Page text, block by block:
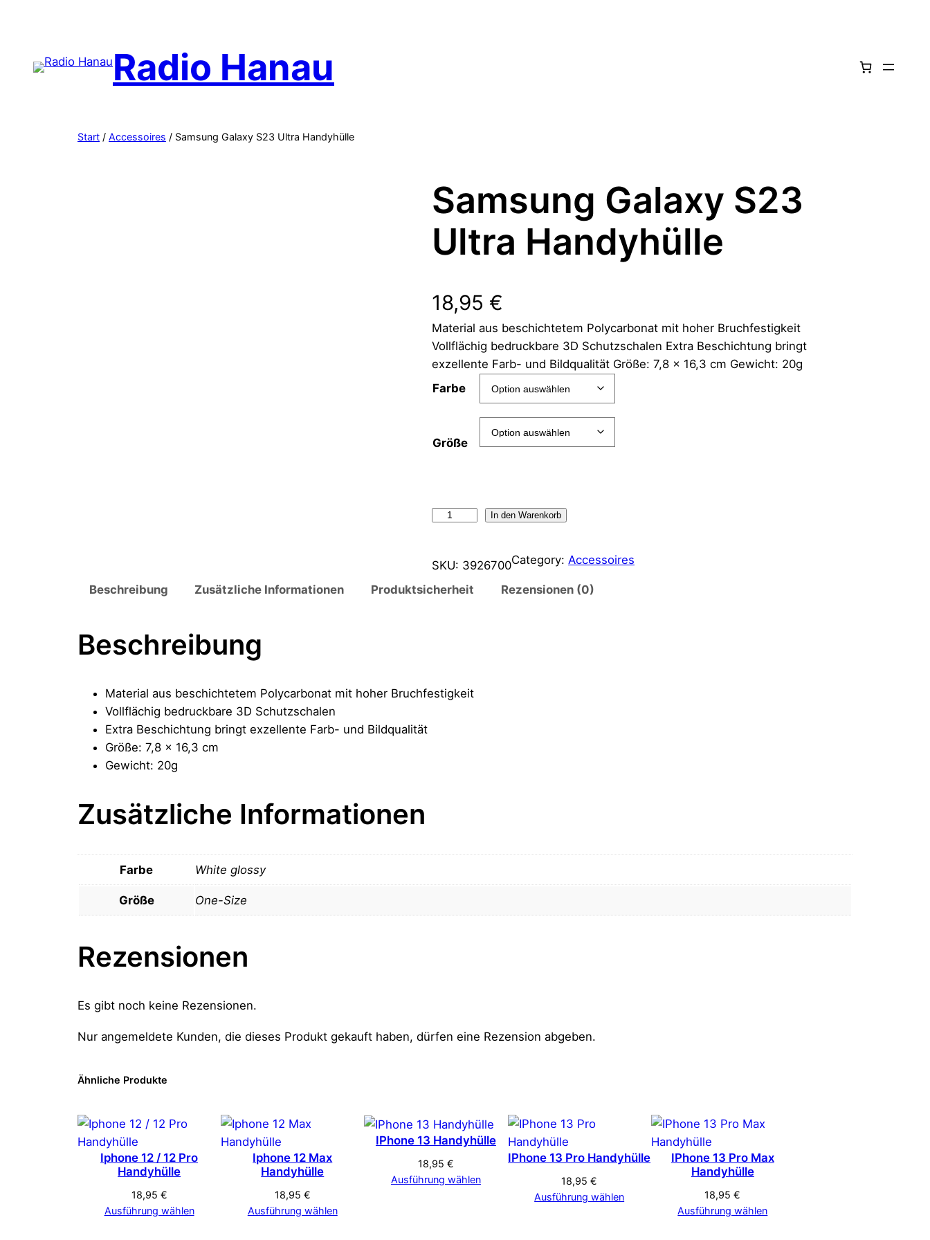
Radio Hanau
Start / Accessoires / Samsung Galaxy S23 Ultra Handyhülle
Samsung Galaxy S23
Ultra Handyhülle
18,95 €
Material aus beschichtetem Polycarbonat mit hoher Bruchfestigkeit
Vollflächig bedruckbare 3D Schutzschalen Extra Beschichtung bringt
exzellente Farb- und Bildqualität Größe: 7,8 x 16,3 cm Gewicht: 20g
Farbe
Größe
In den Warenkorb
SKU: 3926700Category: Accessoires
Beschreibung Zusätzliche Informationen Produktsicherheit Rezensionen (0)
Beschreibung
Material aus beschichtetem Polycarbonat mit hoher Bruchfestigkeit
Vollflächig bedruckbare 3D Schutzschalen
Extra Beschichtung bringt exzellente Farb- und Bildqualität
Größe: 7,8 x 16,3 cm
Gewicht: 20g
Zusätzliche Informationen
Farbe White glossy
Größe One-Size
Rezensionen
Es gibt noch keine Rezensionen.
Nur angemeldete Kunden, die dieses Produkt gekauft haben, dürfen eine Rezension abgeben.
Ähnliche Produkte
Iphone 12 / 12 Pro
Handyhülle
18,95 €
Ausführung wählen
Iphone 12 Max
Handyhülle
18,95 €
Ausführung wählen
IPhone 13 Handyhülle
18,95 €
Ausführung wählen
IPhone 13 Pro Handyhülle
18,95€
Ausführung wählen
IPhone 13 Pro Max
Handyhülle
18,95€
Ausführung wählen